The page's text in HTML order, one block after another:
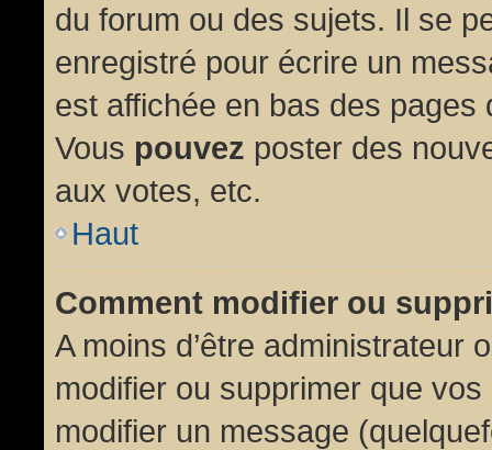
du forum ou des sujets. Il se
enregistré pour écrire un
est affichée en bas des
Vous pouvez poster des
aux votes, etc.
Haut
Comment modifier ou
A moins d’être administrateur
modifier ou supprimer que
modifier un message